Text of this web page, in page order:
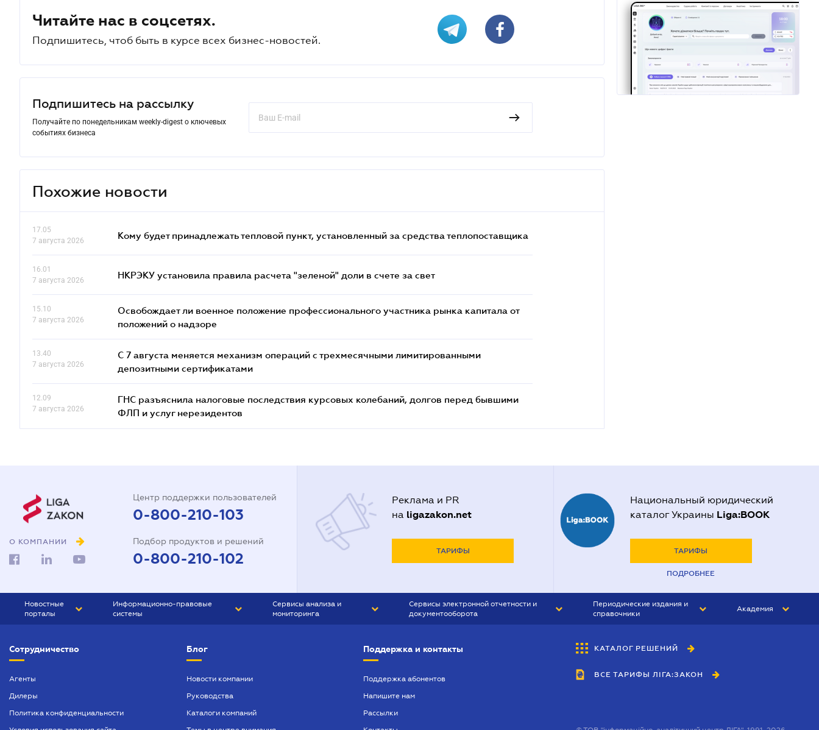
Читайте нас в соцсетях.
Подпишитесь, чтоб быть в курсе всех бизнес-новостей.
Подпишитесь на рассылку
Получайте по понедельникам weekly-digest о ключевых
событиях бизнеса
Похожие новости
17.05
7 августа 2026
Кому будет принадлежать тепловой пункт, установленный за средства теплопоставщика
16.01
7 августа 2026
НКРЭКУ установила правила расчета "зеленой" доли в счете за свет
15.10
7 августа 2026
Освобождает ли военное положение профессионального участника рынка капитала от
положений о надзоре
13.40
7 августа 2026
С 7 августа меняется механизм операций с трехмесячными лимитированными
депозитными сертификатами
12.09
7 августа 2026
ГНС разъяснила налоговые последствия курсовых колебаний, долгов перед бывшими
ФЛП и услуг нерезидентов
О КОМПАНИИ
Центр поддержки пользователей
0-800-210-103
Подбор продуктов и решений
0-800-210-102
Реклама и PR
на ligazakon.net
ТАРИФЫ
Национальный юридический
каталог Украины Liga:BOOK
ТАРИФЫ
ПОДРОБНЕЕ
Новостные
порталы
БИЗНЕС
Информационно-правовые
системы
БУХГАЛТЕР ПРОФ
ЮРИСТ ПРОФ
Сервисы анализа и
мониторинга
Сервисы электронной отчетности и
документооборота
Периодические издания и
справочники
БУХГАЛТЕР&ЗАКОН
ВЕСТНИК МСФО
Академия
Сотрудничество
Агенты
Дилеры
Политика конфиденциальности
Блог
Новости компании
Руководства
Каталоги компаний
Поддержка и контакты
Поддержка абонентов
Напишите нам
Рассылки
КАТАЛОГ РЕШЕНИЙ
ВСЕ ТАРИФЫ ЛІГА:ЗАКОН